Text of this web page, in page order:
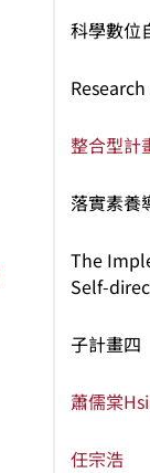
科學數位
整合型計
落實素養
The
Self-
子計畫四
蕭儒棠
任宗浩